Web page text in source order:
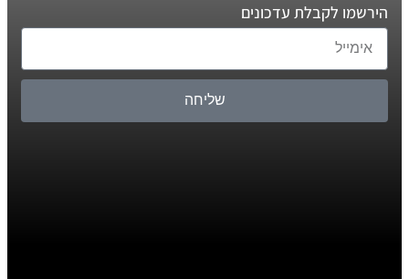
הירשמו לקבלת עדכונים
שליחה